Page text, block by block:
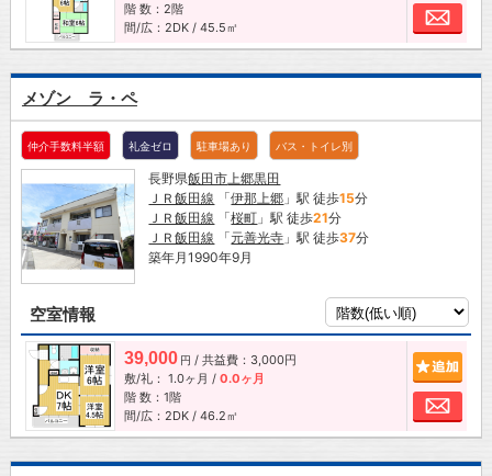
階 数：2階
間/広：2DK / 45.5㎡
お
メゾン ラ・ペ
仲介手数料半額 礼金ゼロ 駐車場あり バス・トイレ別
長野県飯田市上郷黒田
ＪＲ飯田線 「伊那上郷 」駅 徒歩15分
ＪＲ飯田線 「桜町 」駅 徒歩21分
ＪＲ飯田線 「元善光寺 」駅 徒歩37分
築年月1990年9月
空室情報
39,000 円 / 共益費：3,000円
敷/礼： 1.0ヶ月 / 0.0ヶ月
階 数：1階
間/広：2DK / 46.2㎡
お